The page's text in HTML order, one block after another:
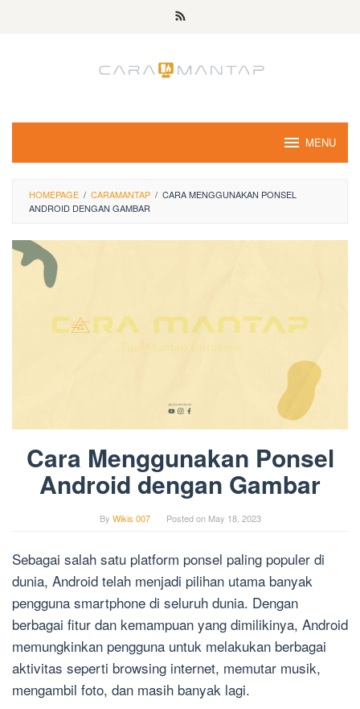
MENU
HOMEPAGE / CARAMANTAP / CARA MENGGUNAKAN PONSEL
ANDROID DENGAN GAMBAR
Cara Menggunakan Ponsel
Android dengan Gambar
By Wikis 007 Posted on May 18, 2023
Sebagai salah satu platform ponsel paling populer di
dunia, Android telah menjadi pilihan utama banyak
pengguna smartphone di seluruh dunia. Dengan
berbagai fitur dan kemampuan yang dimilikinya, Android
memungkinkan pengguna untuk melakukan berbagai
aktivitas seperti browsing internet, memutar musik,
mengambil foto, dan masih banyak lagi.